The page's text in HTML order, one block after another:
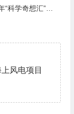
科学奇想汇”故
风电项目